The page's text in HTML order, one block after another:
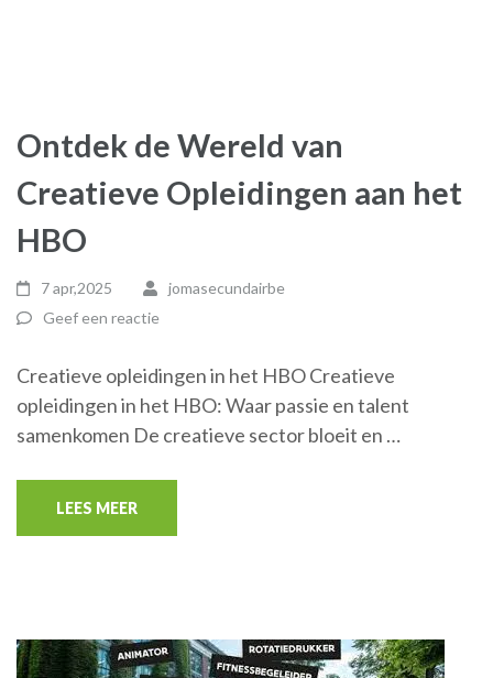
Ontdek de Wereld van
Creatieve Opleidingen aan het
HBO
7 apr,2025
jomasecundairbe
Geef een reactie
Creatieve opleidingen in het HBO Creatieve
opleidingen in het HBO: Waar passie en talent
samenkomen De creatieve sector bloeit en …
LEES MEER